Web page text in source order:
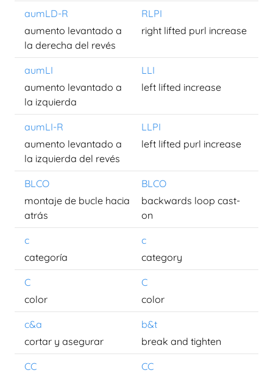
aumLD-R
RLPI
aumento levantado a
la derecha del revés
right lifted purl increase
aumLI
LLI
aumento levantado a
la izquierda
left lifted increase
aumLI-R
LLPI
aumento levantado a
la izquierda del revés
left lifted purl increase
BLCO
BLCO
montaje de bucle hacia
atrás
backwards loop cast-
on
c
c
categoría
category
C
C
color
color
c&a
b&t
cortar y asegurar
break and tighten
CC
CC